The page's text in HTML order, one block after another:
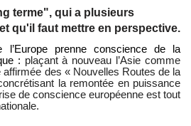
terme", qui a plusieurs
qu'il faut mettre en perspective.
l’Europe prenne conscience de la
: plaçant à nouveau l’Asie comme
affirmée des « Nouvelles Routes de la
la remontée en puissance
de conscience européenne est tout